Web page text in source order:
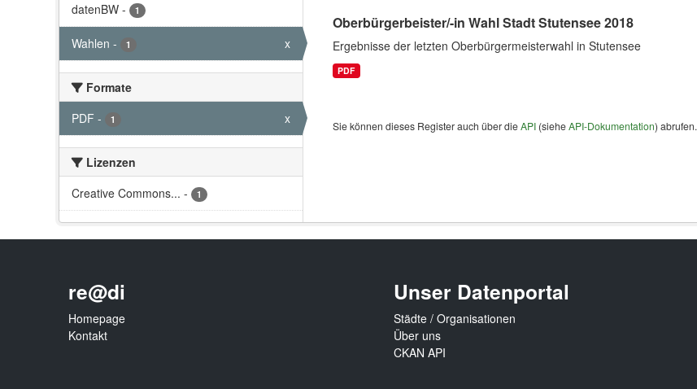
datenBW - 1
Wahlen - 1 x
Formate
PDF - 1 x
Lizenzen
Creative Commons... - 1
Oberbürgerbeister/-in Wahl Stadt Stutensee 2018
Ergebnisse der letzten Oberbürgermeisterwahl in Stutensee
PDF
Sie können dieses Register auch über dieAPI(sieheAPI-Dokumentation) abrufen.
re@di
Homepage
Kontakt
Unser Datenportal
Städte / Organisationen
Über uns
CKAN API